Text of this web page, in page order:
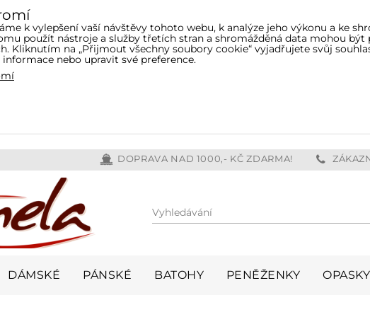
Vyhledávání
DOPRAVA NAD 1000,- KČ ZDARMA!
DÁMSKÉ PÁNSKÉ BATOHY PENĚŽENKY OPASKY
k vylepšení vaší návštěvy tohoto webu, k analýze jeho výkonu a ke
použít nástroje a služby třetích stran a shromážděná data mohou být
Kliknutím na „Přijmout všechny soubory cookie“ vyjadřujete svůj
nebo upravit své preference.